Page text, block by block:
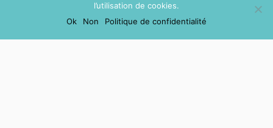
l’utilisation de cookies.
Ok
Non Politique de confidentialité